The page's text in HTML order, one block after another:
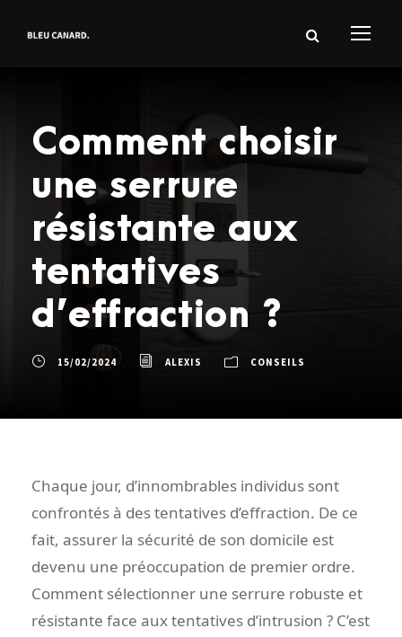
Comment choisir
une serrure
résistante aux
tentatives
d’effraction ?
15/02/2024 ALEXIS CONSEILS
Chaque jour, d’innombrables individus sont
confrontés à des tentatives d’effraction. De ce
fait, assurer la sécurité de son domicile est
devenu une préoccupation de premier ordre.
Comment sélectionner une serrure robuste et
résistante face aux tentatives d’intrusion ? C’est